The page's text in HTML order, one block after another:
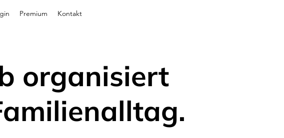
Premium Kontakt
organisiert